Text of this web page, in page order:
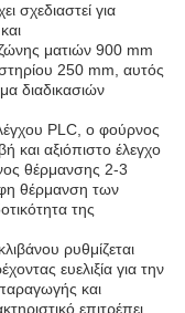
σχεδιαστεί για
ματιών 900 mm
250 mm, αυτός
διαδικασιών
PLC, ο φούρνος
και αξιόπιστο έλεγχο
θέρμανσης 2-3
θέρμανση των
της
ρυθμίζεται
ευελιξία για την
και
επιτρέπει